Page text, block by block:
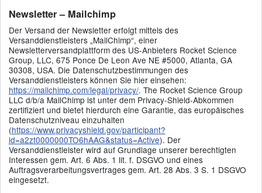
Newsletter – Mailchimp
Der Versand der Newsletter erfolgt mittels des
Versanddienstleisters „MailChimp“, einer
Newsletterversandplattform des US-Anbieters Rocket Science
Group, LLC, 675 Ponce De Leon Ave NE #5000, Atlanta, GA
30308, USA. Die Datenschutzbestimmungen des
Versanddienstleisters können Sie hier einsehen:
https://mailchimp.com/legal/privacy/. The Rocket Science Group
LLC d/b/a MailChimp ist unter dem Privacy-Shield-Abkommen
zertifiziert und bietet hierdurch eine Garantie, das europäisches
Datenschutzniveau einzuhalten
(https://www.privacyshield.gov/participant?
id=a2zt0000000TO6hAAG&status=Active). Der
Versanddienstleister wird auf Grundlage unserer berechtigten
Interessen gem. Art. 6 Abs. 1 lit. f. DSGVO und eines
Auftragsverarbeitungsvertrages gem. Art. 28 Abs. 3 S. 1 DSGVO
eingesetzt.